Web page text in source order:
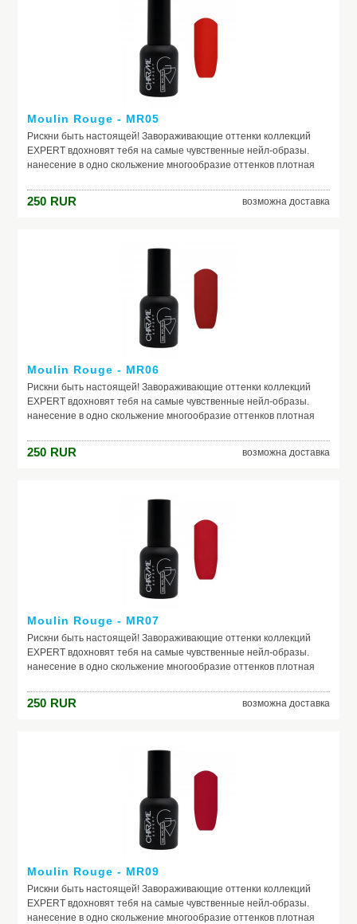
Moulin Rouge - MR05
Рискни быть настоящей! Завораживающие оттенки коллекций
EXPERT вдохновят тебя на самые чувственные нейл-образы.
нанесение в одно скольжение многообразие оттенков плотная
250 RUR возможна доставка
Moulin Rouge - MR06
Рискни быть настоящей! Завораживающие оттенки коллекций
EXPERT вдохновят тебя на самые чувственные нейл-образы.
нанесение в одно скольжение многообразие оттенков плотная
250 RUR возможна доставка
Moulin Rouge - MR07
Рискни быть настоящей! Завораживающие оттенки коллекций
EXPERT вдохновят тебя на самые чувственные нейл-образы.
нанесение в одно скольжение многообразие оттенков плотная
250 RUR возможна доставка
Moulin Rouge - MR09
Рискни быть настоящей! Завораживающие оттенки коллекций
EXPERT вдохновят тебя на самые чувственные нейл-образы.
нанесение в одно скольжение многообразие оттенков плотная